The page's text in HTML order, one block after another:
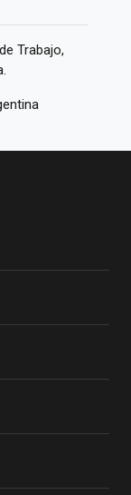
Trabajo,